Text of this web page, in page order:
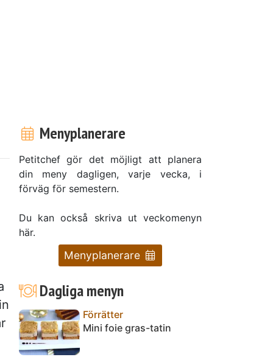
Menyplanerare
Petitchef gör det möjligt att planera
din meny dagligen, varje vecka, i
förväg för semestern.
Du kan också skriva ut veckomenyn
här.
Menyplanerare
Dagliga menyn
Förrätter
Mini foie gras-tatin